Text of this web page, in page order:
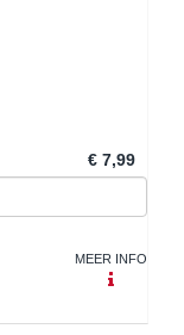
€ 7,99
MEER INFO